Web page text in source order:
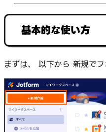
基本的な使い方
まずは、 以下から 新規でフ